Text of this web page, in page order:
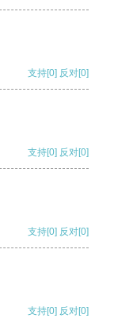
支持[0] 反对[0]
支持[0] 反对[0]
支持[0] 反对[0]
支持[0] 反对[0]